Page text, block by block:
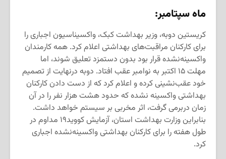
ماه سپتامبر:
کریستین دوبه، وزیر بهداشت کبک، واکسیناسیون اجباری را
برای کارکنان مراقبت‌های بهداشتی اعلام کرد. همه کارمندان
واکسینه‌نشده قرار بود بدون دستمزد تعلیق شوند، اما
مهلت ۱۵ اکتبر به نوامبر عقب افتاد. دوبه درنهایت از تصمیم
خود عقب‌نشینی کرده و اعلام کرد که از دست دادن کارکنان
بهداشتی واکسینه نشده که حدود هشت هزار نفر را در آن
زمان دربرمی گرفت، اثر مخربی بر سیستم خواهد داشت.
بنابراین وزارت بهداشت استان، آزمایش کووید۱۹ مداوم در
طول هفته را برای کارکنان بهداشتی واکسینه‌نشده اجباری
کرد.